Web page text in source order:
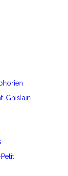
Ghislain